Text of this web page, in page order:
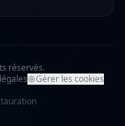
réservés.
Gérer les cookies